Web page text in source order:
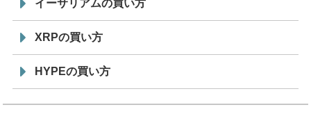
イーサリアムの買い方
XRPの買い方
HYPEの買い方